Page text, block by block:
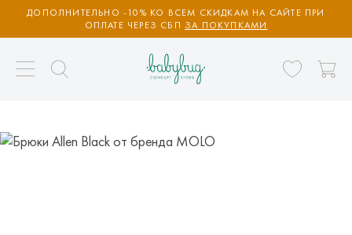
ДОПОЛНИТЕЛЬНО -10% КО ВСЕМ СКИДКАМ НА САЙТЕ ПРИ
ОПЛАТЕ ЧЕРЕЗ СБП ЗА ПОКУПКАМИ